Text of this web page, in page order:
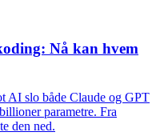
Nå kan hvem
AI slo både Claude og GPT
parametre. Fra
den ned.